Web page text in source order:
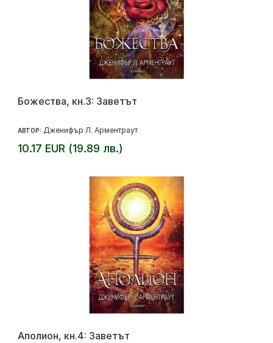
Божества, кн.3: Заветът
АВТОР: Дженифър Л. Арментраут
10.17 EUR (19.89 лв.)
Аполион, кн.4: Заветът